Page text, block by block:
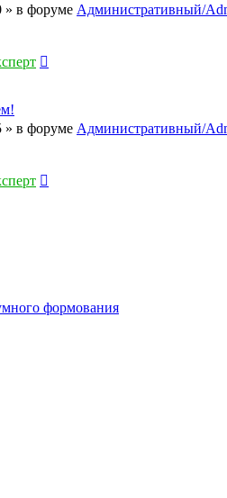
» в форуме Административный/
» в форуме Административный/
формования